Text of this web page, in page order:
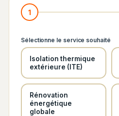
1
Sélectionne le service souhaité
Isolation thermique
extérieure (ITE)
Rénovation
énergétique
globale